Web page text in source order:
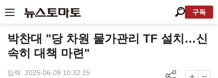
구독
박찬대 "당 차원 물가관리 TF 설치…신
속히 대책 마련"
입력: 2025-06-09 10:32:25